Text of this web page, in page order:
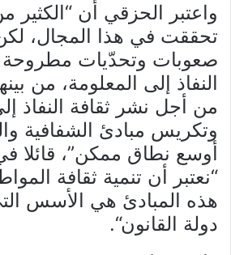
واعتبر الحزقي أن
تحققت في هذا المجال،
صعوبات وتحدّيات مطروحة
النفاذ إلى المعلومة، من
من أجل نشر ثقافة النفاذ
وتكريس مبادئ الشفافية
أوسع نطاق ممكن”، قائلا
“نعتبر أن تنمية ثقافة
هذه المبادئ هي الأسس
دولة القانون“.